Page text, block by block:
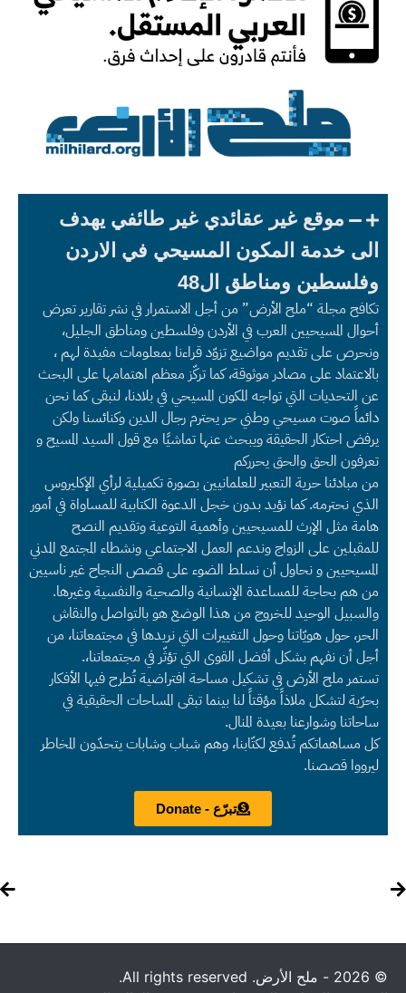
موقع غير عقائدي غير طائفي يهدف
الى خدمة المكون المسيحي في الاردن
وفلسطين ومناطق ال48
تكافح مجلة “ملح الأرض” من أجل الاستمرار في نشر تقارير تعرض
أحوال المسيحيين العرب في الأردن وفلسطين ومناطق الجليل،
ونحرص على تقديم مواضيع تزوّد قراءنا بمعلومات مفيدة لهم ،
بالاعتماد على مصادر موثوقة، كما تركّز معظم اهتمامها على البحث
عن التحديات التي تواجه المكون المسيحي في بلادنا، لنبقى كما نحن
دائماً صوت مسيحي وطني حر يحترم رجال الدين وكنائسنا ولكن
يرفض احتكار الحقيقة ويبحث عنها تماشيًا مع قول السيد المسيح و
تعرفون الحق والحق يحرركم
من مبادئنا حرية التعبير للعلمانيين بصورة تكميلية لرأي الإكليروس
الذي نحترمه. كما نؤيد بدون خجل الدعوة الكتابية للمساواة في أمور
هامة مثل الإرث للمسيحيين وأهمية التوعية وتقديم النصح
للمقبلين على الزواج وندعم العمل الاجتماعي ونشطاء المجتمع المدني
المسيحيين و نحاول أن نسلط الضوء على قصص النجاح غير ناسيين
من هم بحاجة للمساعدة الإنسانية والصحية والنفسية وغيرها.
والسبيل الوحيد للخروج من هذا الوضع هو بالتواصل والنقاش
الحر، حول هويّاتنا وحول التغييرات التي نريدها في مجتمعاتنا، من
أجل أن نفهم بشكل أفضل القوى التي تؤثّر في مجتمعاتنا،.
تستمر ملح الأرض في تشكيل مساحة افتراضية تُطرح فيها الأفكار
بحرّية لتشكل ملاذاً مؤقتاً لنا بينما تبقى المساحات الحقيقية في
ساحاتنا وشوارعنا بعيدة المنال.
كل مساهماتكم تُدفع لكتّابنا، وهم شباب وشابات يتحدّون المخاطر
ليرووا قصصنا.
تبرّع - Donate
© 2026 - ملح الأرض. All rights reserved.